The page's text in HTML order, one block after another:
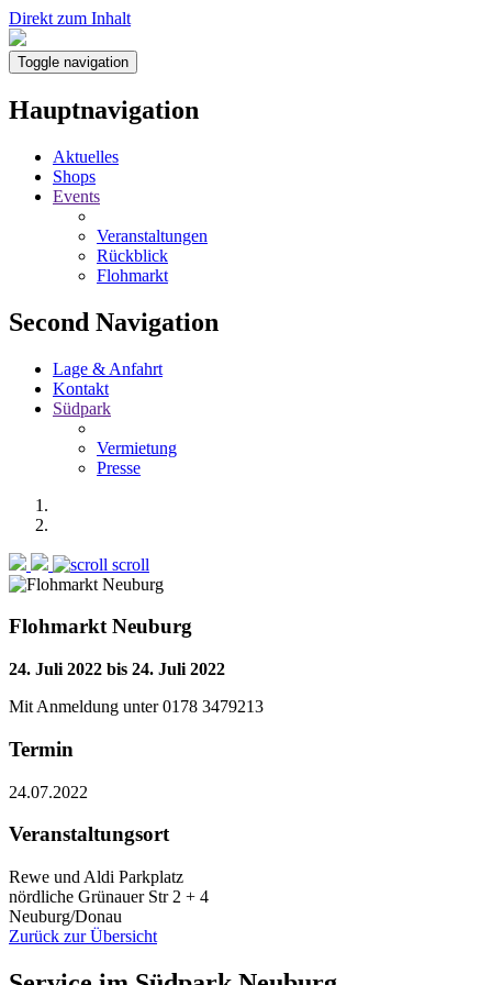
Direkt zum Inhalt
Toggle navigation
Hauptnavigation
Aktuelles
Shops
Events
Veranstaltungen
Rückblick
Flohmarkt
Second Navigation
Lage & Anfahrt
Kontakt
Südpark
Vermietung
Presse
scroll
Flohmarkt Neuburg
24. Juli 2022 bis 24. Juli 2022
Mit Anmeldung unter 0178 3479213
Termin
24.07.2022
Veranstaltungsort
Rewe und Aldi Parkplatz
nördliche Grünauer Str 2 + 4
Neuburg/Donau
Zurück zur Übersicht